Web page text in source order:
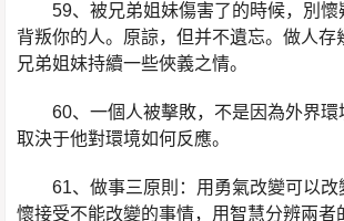
59、被兄弟姐妹傷害了的時候，別懷
背叛你的人。原諒，但并不遺忘。做人存
兄弟姐妹持續一些俠義之情。
60、一個人被擊敗，不是因為外界環
取決于他對環境如何反應。
61、做事三原則：用勇氣改變可以改
懷接受不能改變的事情，用智慧分辨兩者